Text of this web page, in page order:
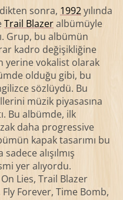
sonra, 1992yılında
Trail Blazeralbümüyle
Grup, bu albümün
kadro değişikliğine
yerine vokalist olarak
olduğu gibi, bu
sözlüydü. Bu
müzik piyasasına
Bu albümde, ilk
daha progressive
kapak tasarımı bu
alışılmış
yer alıyordu.
Lies, Trail Blazer
Forever, Time Bomb,